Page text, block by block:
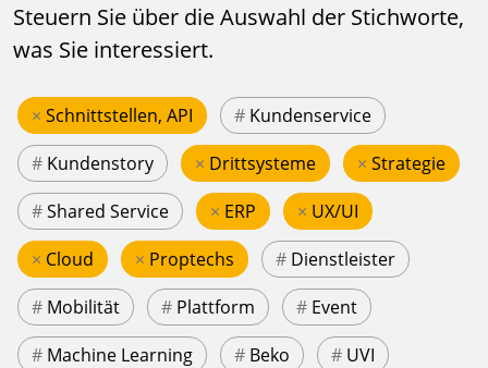
Steuern Sie über die Auswahl der Stichworte,
was Sie interessiert.
× Schnittstellen, API # Kundenservice
# Kundenstory × Drittsysteme × Strategie
#Shared Service × ERP × UX/UI
× Cloud × Proptechs # Dienstleister
# Mobilität # Plattform # Event
# Machine Learning # Beko # UVI